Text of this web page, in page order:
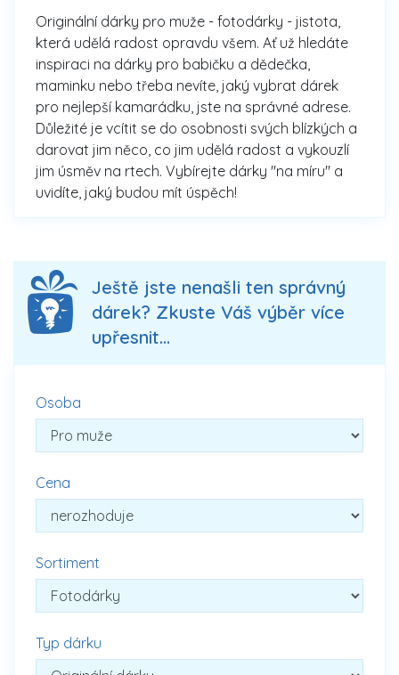
Originální dárky pro muže - fotodárky - jistota,
která udělá radost opravdu všem. Ať už hledáte
inspiraci na dárky pro babičku a dědečka,
maminku nebo třeba nevíte, jaký vybrat dárek
pro nejlepší kamarádku, jste na správné adrese.
Důležité je vcítit se do osobnosti svých blízkých a
darovat jim něco, co jim udělá radost a vykouzlí
jim úsměv na rtech. Vybírejte dárky "na míru" a
uvidíte, jaký budou mít úspěch!
Ještě jste nenašli ten správný
dárek? Zkuste Váš výběr více
upřesnit...
Osoba
Cena
Sortiment
Typ dárku